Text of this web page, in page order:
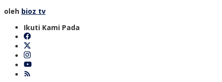
oleh bioz tv
Ikuti Kami Pada